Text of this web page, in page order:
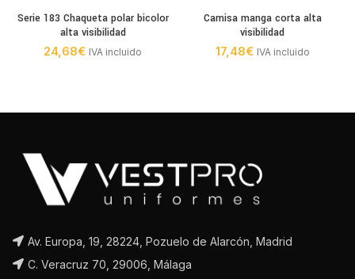
Serie 183 Chaqueta polar bicolor
alta visibilidad
24,68€ IVA incluido
Camisa manga corta alta
visibilidad
17,48€ IVA incluido
Av. Europa, 19, 28224, Pozuelo de Alarcón, Madrid
C. Veracruz 70, 29006, Málaga